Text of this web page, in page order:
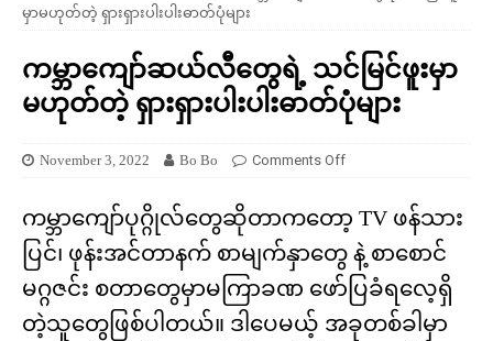
မှာမဟုတ်တဲ့ ရှားရှားပါးပါးဓာတ်ပုံများ
ကမ္ဘာကျော်ဆယ်လီတွေရဲ့ သင်မြင်ဖူးမှာ
မဟုတ်တဲ့ ရှားရှားပါးပါးဓာတ်ပုံများ
November 3, 2022 Bo Bo Comments Off
ကမ္ဘာကျော်ပုဂ္ဂိုလ်တွေဆိုတာကတော့ TV ဖန်သား
ပြင်၊ ဖုန်းအင်တာနက် စာမျက်နှာတွေ နဲ့ စာစောင်
မဂ္ဂဇင်း စတာတွေမှာမကြာခဏ ဖော်ပြခံရလေ့ရှိ
တဲ့သူတွေဖြစ်ပါတယ်။ ဒါပေမယ့် အခုတစ်ခါမှာ